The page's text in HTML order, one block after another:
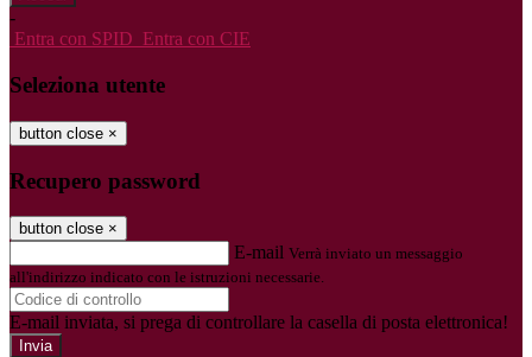
-
Entra con SPID Entra con CIE
Seleziona utente
button close ×
Recupero password
button close ×
E-mail Verrà inviato un messaggio
all'indirizzo indicato con le istruzioni necessarie.
E-mail inviata, si prega di controllare la casella di posta elettronica!